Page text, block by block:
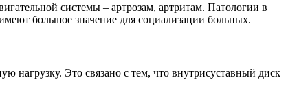
системы – артрозам, артритам. Патологии в
большое значение для социализации больных.
нагрузку. Это связано с тем, что внутрисуставный диск